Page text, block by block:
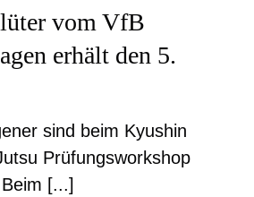
vom VfB
erhält den 5.
sind beim Kyushin
Prüfungsworkshop
[...]